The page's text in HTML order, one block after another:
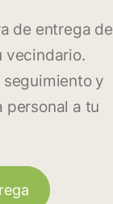
de entrega de
vecindario.
y
personal a tu